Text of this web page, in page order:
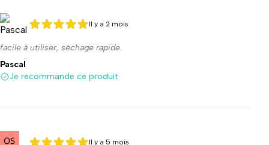
5 sur 5
5 sur 5
Il y a 2 mois
facile à utiliser, séchage rapide.
Pascal
Je recommande ce produit
Il y a 5 mois